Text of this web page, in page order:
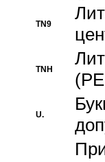
TN9
TNH
U.